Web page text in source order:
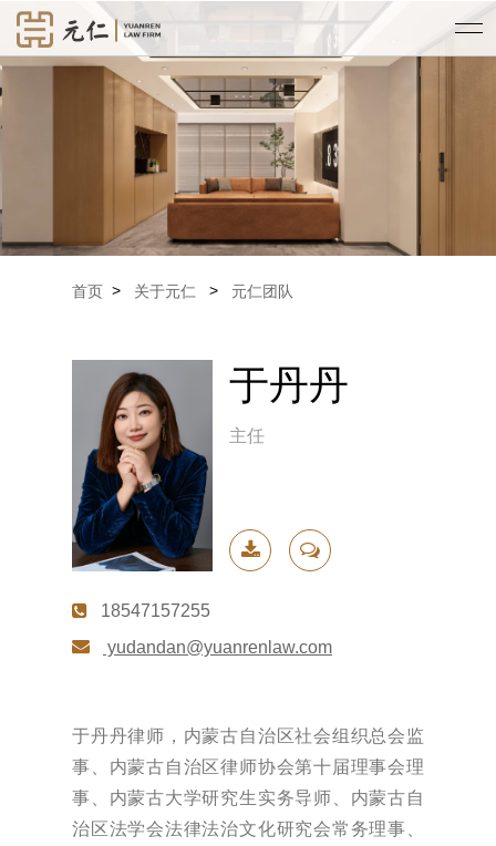
首页 > 关于元仁 > 元仁团队
于丹丹
主任
18547157255
yudandan@yuanrenlaw.com
于丹丹律师，内蒙古自治区社会组织总会监
事、内蒙古自治区律师协会第十届理事会理
事、内蒙古大学研究生实务导师、内蒙古自
治区法学会法律法治文化研究会常务理事、